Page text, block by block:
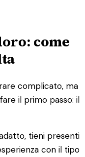
come
complicato, ma
il primo passo: il
tieni presenti
con il tipo